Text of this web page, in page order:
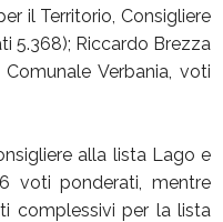
il Territorio, Consigliere
5.368); Riccardo Brezza
Verbania, voti
alla lista Lago e
voti ponderati, mentre
complessivi per la lista